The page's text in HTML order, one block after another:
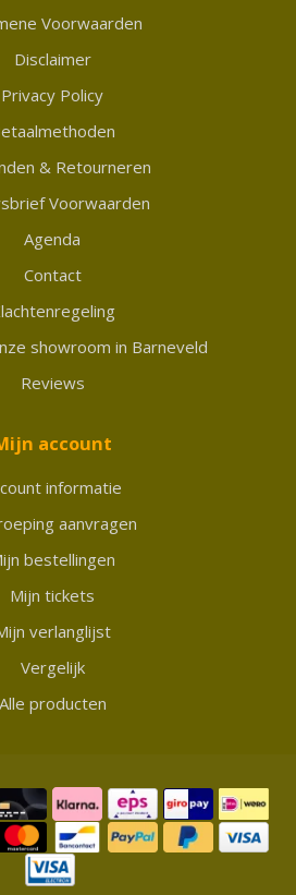
Voorwaarden
Disclaimer
Privacy Policy
& Retourneren
Voorwaarden
Agenda
Contact
showroom in Barneveld
Reviews
account
informatie
aanvragen
bestellingen
Mijn tickets
verlanglijst
Vergelijk
Alle producten